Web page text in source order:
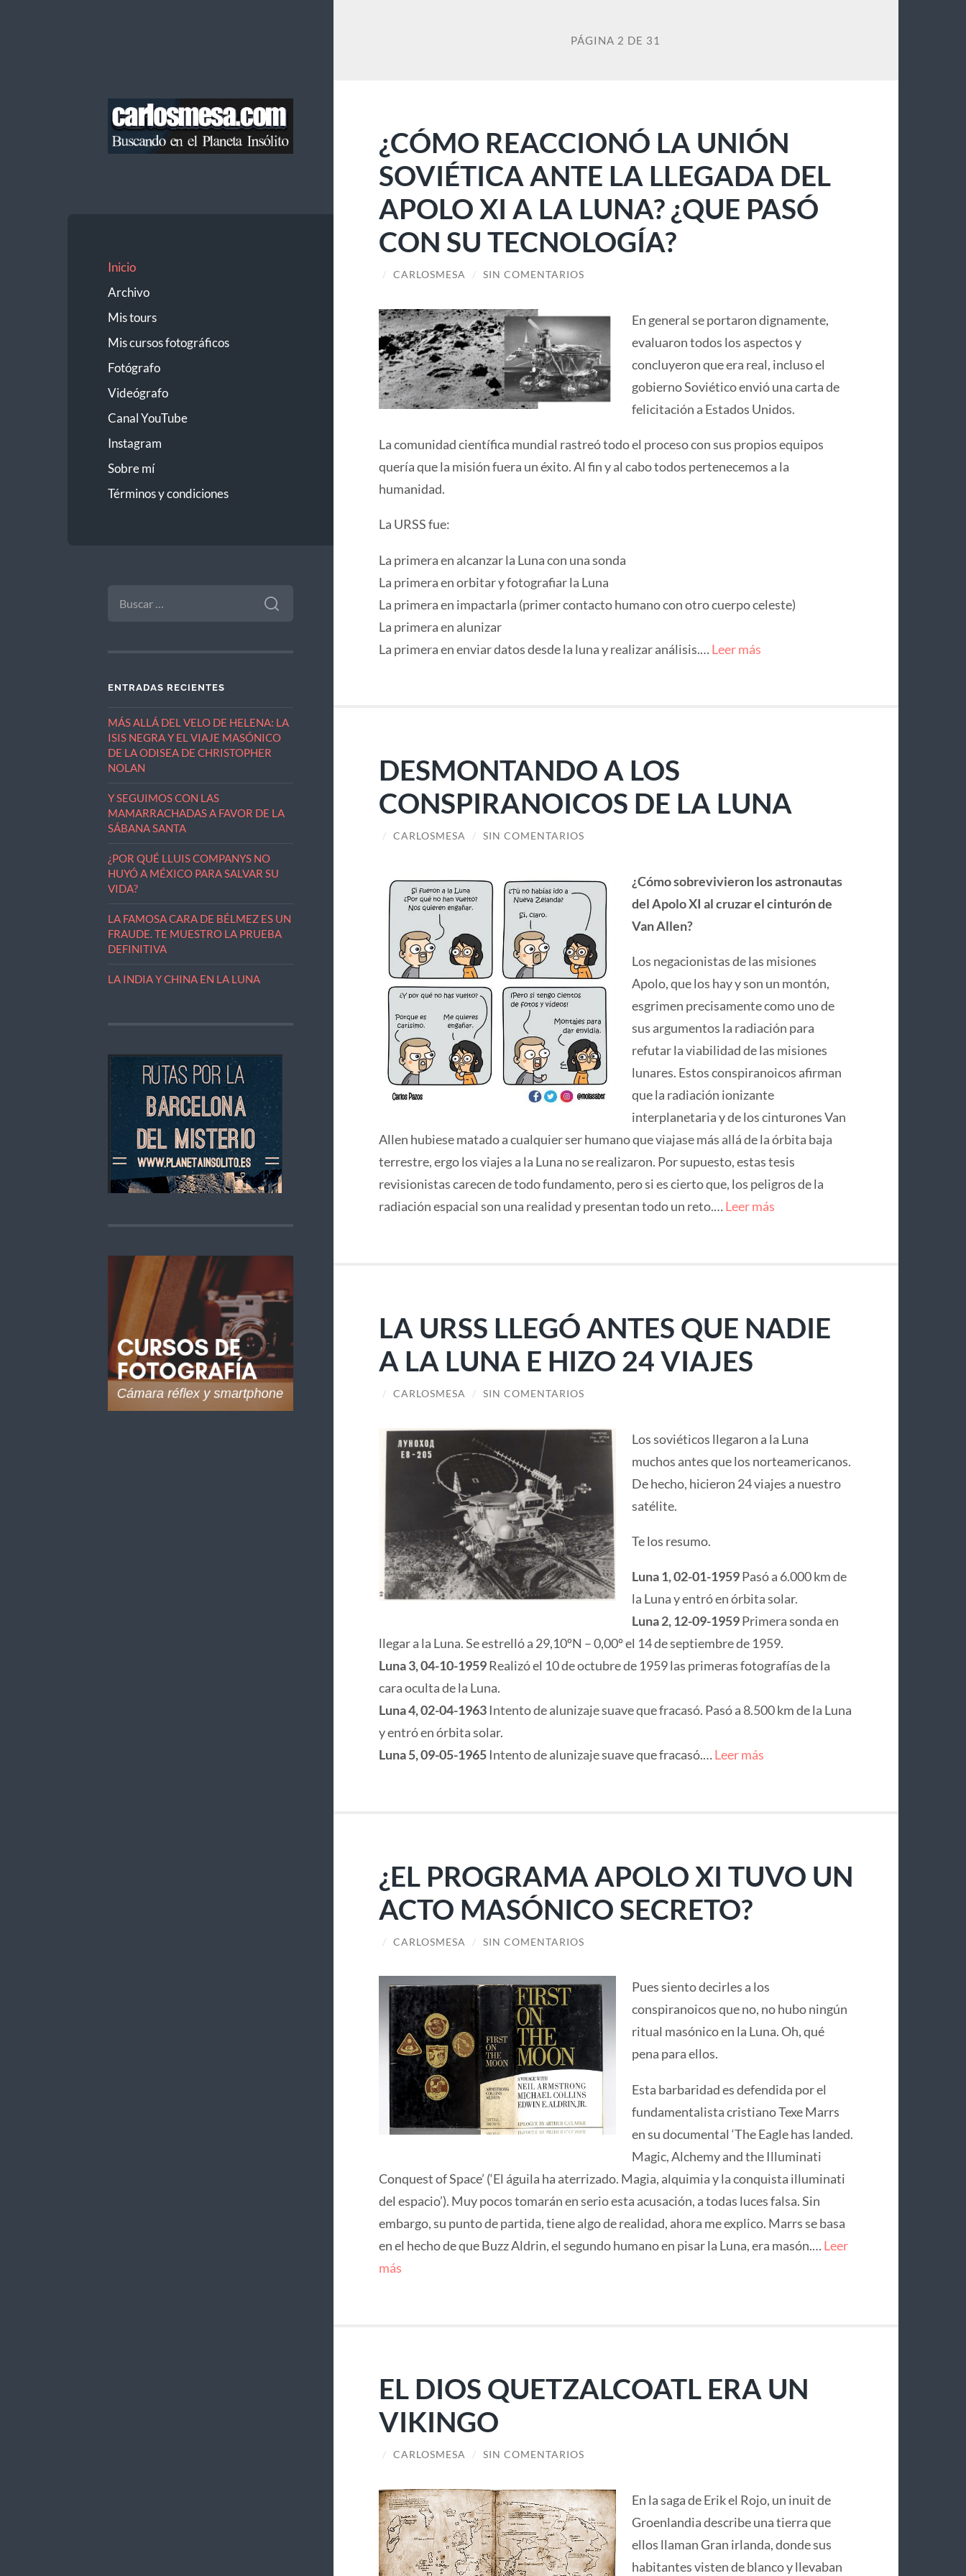
Inicio
Archivo
Mis tours
Mis cursos fotográficos
Fotógrafo
Videógrafo
Canal YouTube
Instagram
Sobre mí
Términos y condiciones
ENTRADAS RECIENTES
MÁS ALLÁ DEL VELO DE HELENA: LA
ISIS NEGRA Y EL VIAJE MASÓNICO
DE LA ODISEA DE CHRISTOPHER
NOLAN
Y SEGUIMOS CON LAS
MAMARRACHADAS A FAVOR DE LA
SÁBANA SANTA
¿POR QUÉ LLUIS COMPANYS NO
HUYÓ A MÉXICO PARA SALVAR SU
VIDA?
LA FAMOSA CARA DE BÉLMEZ ES UN
FRAUDE. TE MUESTRO LA PRUEBA
DEFINITIVA
LA INDIA Y CHINA EN LA LUNA
PÁGINA 2 DE 31
¿CÓMO REACCIONÓ LA UNIÓN
SOVIÉTICA ANTE LA LLEGADA DEL
APOLO XI A LA LUNA? ¿QUE PASÓ
CON SU TECNOLOGÍA?
/ CARLOSMESA / SIN COMENTARIOS
En general se portaron dignamente,
evaluaron todos los aspectos y
concluyeron que era real, incluso el
gobierno Soviético envió una carta de
felicitación a Estados Unidos.
La comunidad científica mundial rastreó todo el proceso con sus propios equipos
quería que la misión fuera un éxito. Al fin y al cabo todos pertenecemos a la
humanidad.
La URSS fue:
La primera en alcanzar la Luna con una sonda
La primera en orbitar y fotografiar la Luna
La primera en impactarla (primer contacto humano con otro cuerpo celeste)
La primera en alunizar
La primera en enviar datos desde la luna y realizar análisis.…Leer más
DESMONTANDO A LOS
CONSPIRANOICOS DE LA LUNA
/ CARLOSMESA / SIN COMENTARIOS
¿Cómo sobrevivieron los astronautas
del Apolo XI al cruzar el cinturón de
Van Allen?
Los negacionistas de las misiones
Apolo, que los hay y son un montón,
esgrimen precisamente como uno de
sus argumentos la radiación para
refutar la viabilidad de las misiones
lunares. Estos conspiranoicos afirman
que la radiación ionizante
interplanetaria y de los cinturones Van
Allen hubiese matado a cualquier ser humano que viajase más allá de la órbita baja
terrestre, ergo los viajes a la Luna no se realizaron. Por supuesto, estas tesis
revisionistas carecen de todo fundamento, pero si es cierto que, los peligros de la
radiación espacial son una realidad y presentan todo un reto.…Leer más
LA URSS LLEGÓ ANTES QUE NADIE
A LA LUNA E HIZO 24 VIAJES
/ CARLOSMESA / SIN COMENTARIOS
Los soviéticos llegaron a la Luna
muchos antes que los norteamericanos.
De hecho, hicieron 24 viajes a nuestro
satélite.
Te los resumo.
Luna 1, 02-01-1959Pasó a 6.000 km de
la Luna y entró en órbita solar.
Luna 2, 12-09-1959Primera sonda en
llegar a la Luna. Se estrelló a 29,10ºN – 0,00º el 14 de septiembre de 1959.
Luna 3, 04-10-1959Realizó el 10 de octubre de 1959 las primeras fotografías de la
cara oculta de la Luna.
Luna 4, 02-04-1963 Intento de alunizaje suave que fracasó. Pasó a 8.500 km de la Luna
y entró en órbita solar.
Luna 5, 09-05-1965 Intento de alunizaje suave que fracasó.…Leer más
¿EL PROGRAMA APOLO XI TUVO UN
ACTO MASÓNICO SECRETO?
/ CARLOSMESA / SIN COMENTARIOS
Pues siento decirles a los
conspiranoicos que no, no hubo ningún
ritual masónico en la Luna. Oh, qué
pena para ellos.
Esta barbaridad es defendida por el
fundamentalista cristiano Texe Marrs
en su documental ‘The Eagle has landed.
Magic, Alchemy and the Illuminati
Conquest of Space’ (‘El águila ha aterrizado. Magia, alquimia y la conquista illuminati
del espacio’). Muy pocos tomarán en serio esta acusación, a todas luces falsa. Sin
embargo, su punto de partida, tiene algo de realidad, ahora me explico. Marrs se basa
en el hecho de que Buzz Aldrin, el segundo humano en pisar la Luna, era masón.…Leer
más
EL DIOS QUETZALCOATL ERA UN
VIKINGO
/ CARLOSMESA / SIN COMENTARIOS
En la saga de Erik el Rojo, un inuit de
Groenlandia describe una tierra que
ellos llaman Gran irlanda, donde sus
habitantes visten de blanco y llevaban